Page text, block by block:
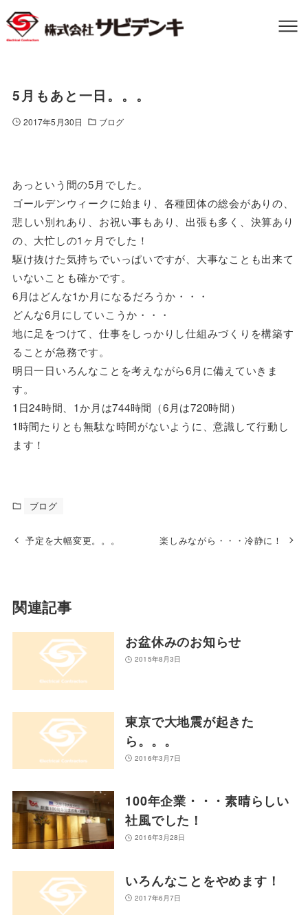
5月もあと一日。。。
2017年5月30日 ブログ
あっという間の5月でした。
ゴールデンウィークに始まり、各種団体の総会がありの、
悲しい別れあり、お祝い事もあり、出張も多く、決算あり
の、大忙しの1ヶ月でした！
駆け抜けた気持ちでいっぱいですが、大事なことも出来て
いないことも確かです。
6月はどんな1か月になるだろうか・・・
どんな6月にしていこうか・・・
地に足をつけて、仕事をしっかりし仕組みづくりを構築す
ることが急務です。
明日一日いろんなことを考えながら6月に備えていきま
す。
1日24時間、1か月は744時間（6月は720時間）
1時間たりとも無駄な時間がないように、意識して行動し
ます！
ブログ
予定を大幅変更。。。 楽しみながら・・・冷静に！
関連記事
お盆休みのお知らせ
2015年8月3日
東京で大地震が起きた
ら。。。
2016年3月7日
100年企業・・・素晴らしい
社風でした！
2016年3月28日
いろんなことをやめます！
2017年6月7日